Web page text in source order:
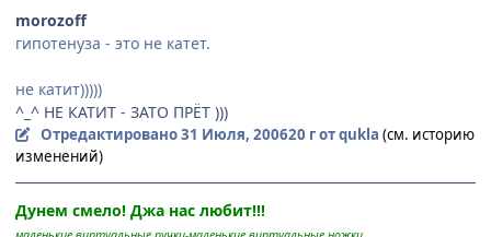
morozoff
гипотенуза - это не катет.
не катит)))))
^_^ НЕ КАТИТ - ЗАТО ПРЁТ )))
Отредактировано31 Июля, 200620 гот qukla (см. историю
изменений)
Дунем смело! Джа нас любит!!!